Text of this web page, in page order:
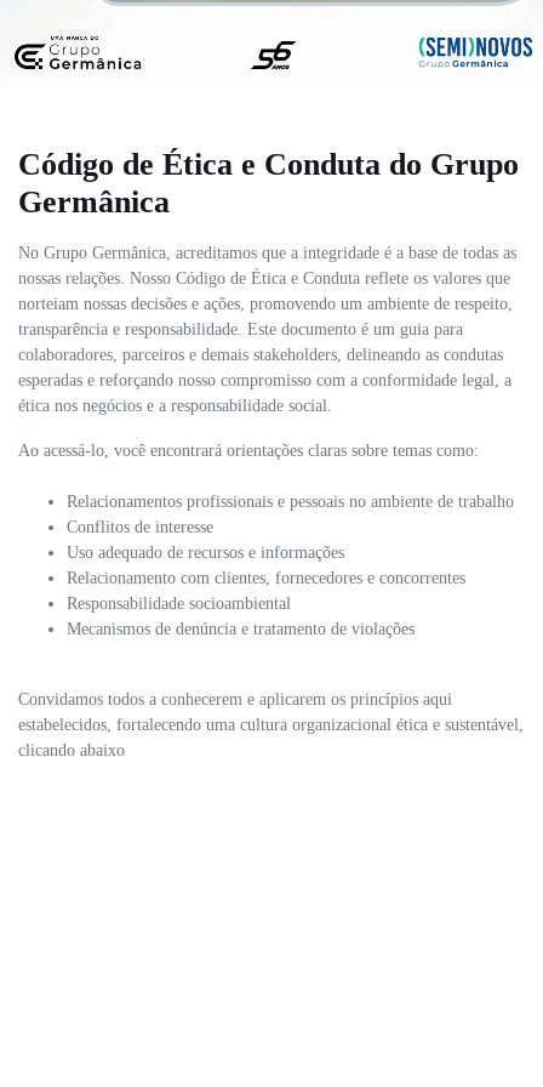
Código de Ética e Conduta do Grupo
Germânica
No Grupo Germânica, acreditamos que a integridade é a base de todas as
nossas relações. Nosso Código de Ética e Conduta reflete os valores que
norteiam nossas decisões e ações, promovendo um ambiente de respeito,
transparência e responsabilidade. Este documento é um guia para
colaboradores, parceiros e demais stakeholders, delineando as condutas
esperadas e reforçando nosso compromisso com a conformidade legal, a
ética nos negócios e a responsabilidade social.
Ao acessá-lo, você encontrará orientações claras sobre temas como:
Relacionamentos profissionais e pessoais no ambiente de trabalho
Conflitos de interesse
Uso adequado de recursos e informações
Relacionamento com clientes, fornecedores e concorrentes
Responsabilidade socioambiental
Mecanismos de denúncia e tratamento de violações
Convidamos todos a conhecerem e aplicarem os princípios aqui
estabelecidos, fortalecendo uma cultura organizacional ética e sustentável,
clicando abaixo